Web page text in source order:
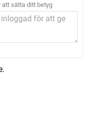
att sätta ditt betyg